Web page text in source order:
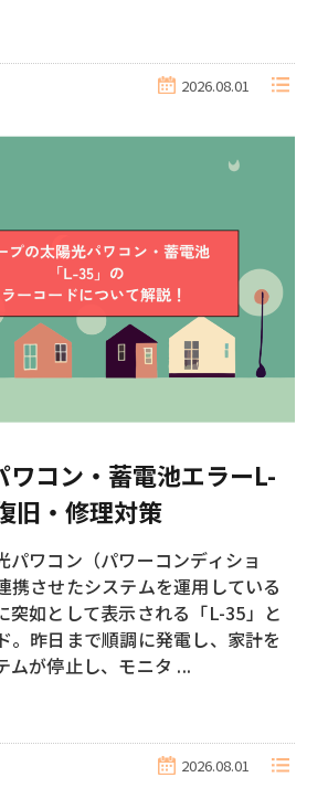
2026.08.01
ワコン・蓄電池エラーL-
旧・修理対策
パワコン（パワーコンディショ
携させたシステムを運用している
突如として表示される「L-35」と
。昨日まで順調に発電し、家計を
ムが停止し、モニタ ...
2026.08.01